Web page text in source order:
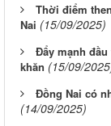
Thời điểm
Nai (15/09/2025)
Đẩy mạnh
khăn (15/09/
Đồng Nai có
(14/09/2025)